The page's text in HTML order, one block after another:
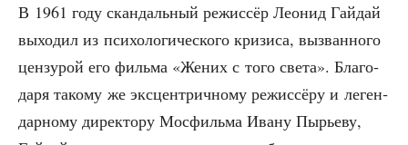
В 1961 году скан­даль­ный режис­сёр Лео­нид Гай­дай
выхо­дил из пси­хо­ло­ги­че­ско­го кри­зи­са, вызван­но­го
цен­зу­рой его филь­ма «Жених с того све­та». Бла­го­
да­ря тако­му же экс­цен­трич­но­му режис­сё­ру и леген­
дар­но­му дирек­то­ру Мос­филь­ма Ива­ну Пырье­ву,